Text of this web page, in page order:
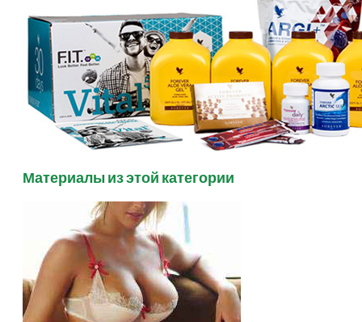
Материалы из этой категории